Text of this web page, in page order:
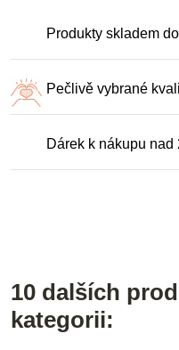
Produkty skladem
Pečlivě vybrané
Dárek k nákupu nad
10 dalších
kategorii: